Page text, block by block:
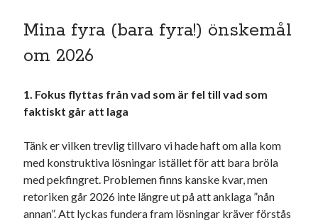
Mina fyra (bara fyra!) önskemål
om 2026
1. Fokus flyttas från vad som är fel till vad som
faktiskt går att laga
Tänk er vilken trevlig tillvaro vi hade haft om alla kom
med konstruktiva lösningar istället för att bara bröla
med pekfingret. Problemen finns kanske kvar, men
retoriken går 2026 inte längre ut på att anklaga ”nån
annan”. Att lyckas fundera fram lösningar kräver förstås